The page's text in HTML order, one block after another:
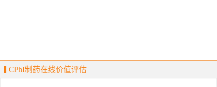
CPhI制药在线价值评估